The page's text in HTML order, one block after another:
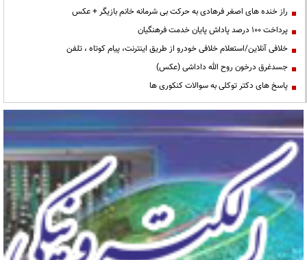
راز خنده های اصغر فرهادی به حرکت بی شرمانه خانم بازیگر + عکس
پرداخت ۱۰۰ درصد پاداش پایان خدمت فرهنگیان
خلافی آنلاین/استعلام خلافی خودرو از طریق اینترنت، پیام کوتاه ، تلفن
جسدغرق درخون روح الله داداشی (عکس)
پاسخ های دکتر توکلی به سوالات کنکوری ها